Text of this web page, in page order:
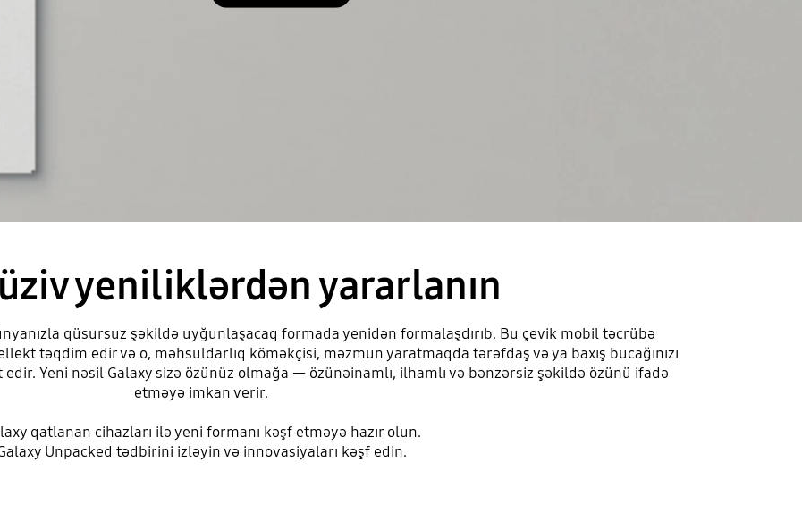
yeniliklərdən yararlanın
qüsursuz şəkildə uyğunlaşacaq formada yenidən formalaşdırıb. Bu çevik mobil təcrübə
təqdim edir və o, məhsuldarlıq köməkçisi, məzmun yaratmaqda tərəfdaş və ya baxış bucağınızı
Yeni nəsil Galaxy sizə özünüz olmağa — özünəinamlı, ilhamlı və bənzərsiz şəkildə özünü ifadə
etməyə imkan verir.
qatlanan cihazları ilə yeni formanı kəşf etməyə hazır olun.
Unpacked tədbirini izləyin və innovasiyaları kəşf edin.